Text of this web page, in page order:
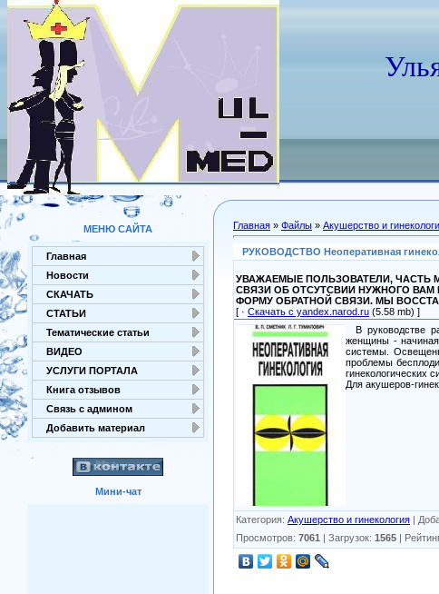
МЕНЮ САЙТА
Главная
Новости
СКАЧАТЬ
СТАТЬИ
Тематические статьи
ВИДЕО
УСЛУГИ ПОРТАЛА
Книга отзывов
Связь с админом
Добавить материал
Мини-чат
Главная » Файлы » Акушерство и
РУКОВОДСТВО Неоперативная
УВАЖАЕМЫЕ ПОЛЬЗОВАТЕЛИ, ЧАСТЬ
СВЯЗИ ОБ ОТСУТСВИИ НУЖНОГО
ФОРМУ ОБРАТНОЙ СВЯЗИ. МЫ
[ · Скачать с yandex.narod.ru (5.58 mb) ]
В руководстве
женщины - начиная
системы.
проблемы
гинекологических
Для акушеров-
Категория: Акушерство и гинекология |
Просмотров: 7061 | Загрузок: 1565 |